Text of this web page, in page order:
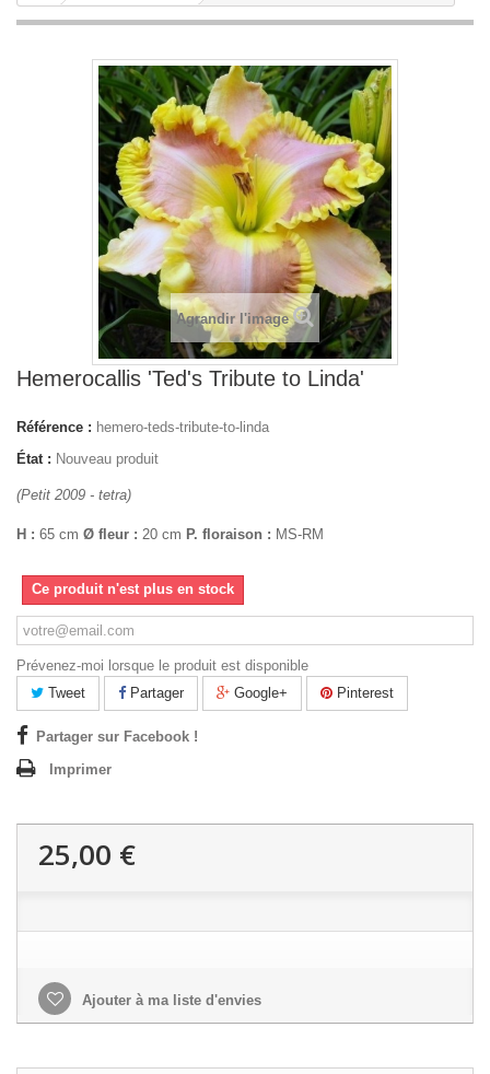
Agrandir l'image
Hemerocallis 'Ted's Tribute to Linda'
Référence : hemero-teds-tribute-to-linda
État : Nouveau produit
(Petit 2009 - tetra)
H : 65 cm Ø fleur : 20 cm P. floraison : MS-RM
Ce produit n'est plus en stock
Prévenez-moi lorsque le produit est disponible
Tweet
Partager Google+ Pinterest
Partager sur Facebook !
Imprimer
25,00 €
Ajouter à ma liste d'envies